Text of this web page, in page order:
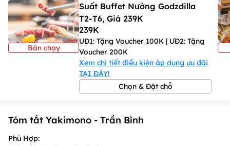
Bán chạy
Suất Buffet Nướng Godzdilla
T2-T6, Giá 239K
239K
UĐ1: Tặng Voucher 100K | ƯĐ2: Tặng
Voucher 200K
Xem chi tiết điều kiện áp dụng ưu đãi
TẠI ĐÂY!
Chọn & Đặt chỗ
Tóm tắt Yakimono - Trần Bình
Phù Hợp:
/1